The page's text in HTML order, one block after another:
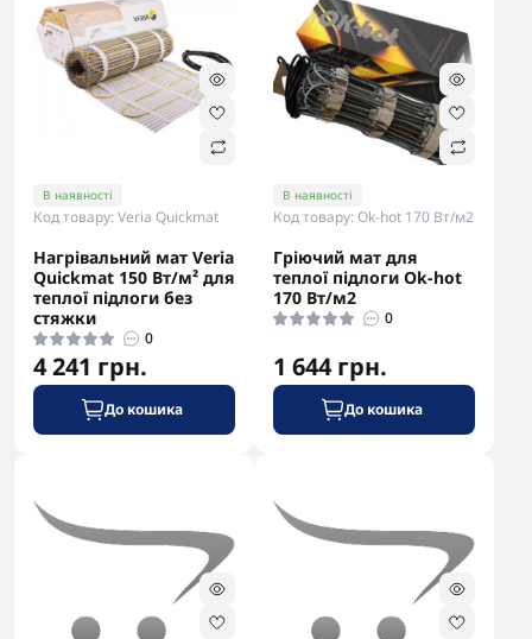
В наявності
Код товару: Veria Quickmat
Нагрівальний мат Veria
Quickmat 150 Вт/м² для
теплої підлоги без
стяжки
0
4 241 грн.
До кошика
В наявності
Код товару: Ok-hot 170 Вт/м2
Гріючий мат для
теплої підлоги Ok-hot
170 Вт/м2
0
1 644 грн.
До кошика